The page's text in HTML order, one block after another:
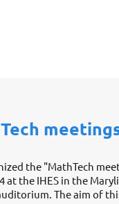
the "MathTech
at the IHES in the
The aim of